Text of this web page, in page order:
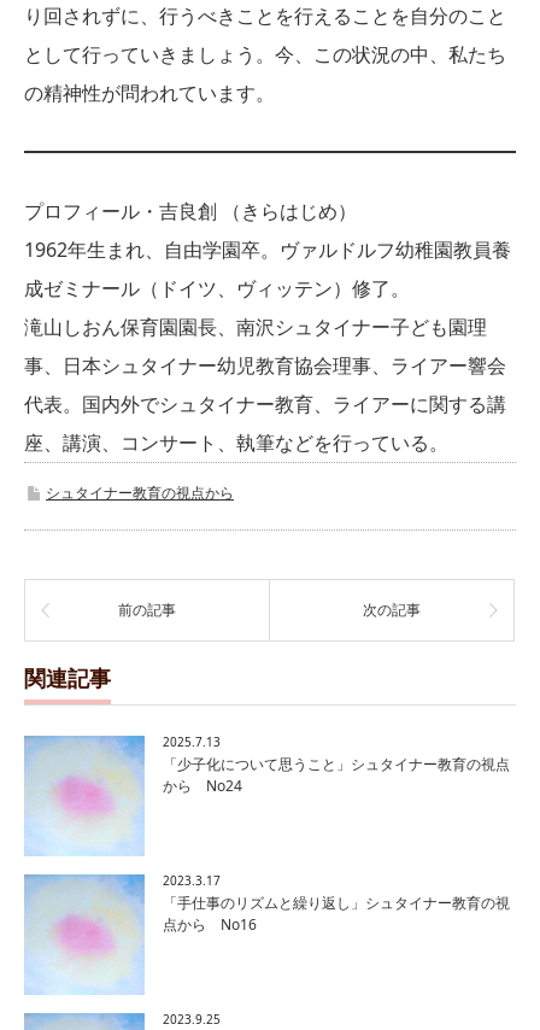
り回されずに、行うべきことを行えることを自分のこと
として行っていきましょう。今、この状況の中、私たち
の精神性が問われています。
プロフィール・吉良創 （きらはじめ）
1962年生まれ、自由学園卒。ヴァルドルフ幼稚園教員養
成ゼミナール（ドイツ、ヴィッテン）修了。
滝山しおん保育園園長、南沢シュタイナー子ども園理
事、日本シュタイナー幼児教育協会理事、ライアー響会
代表。国内外でシュタイナー教育、ライアーに関する講
座、講演、コンサート、執筆などを行っている。
シュタイナー教育の視点から
前の記事 次の記事
関連記事
2025.7.13
「少子化について思うこと」シュタイナー教育の視点
から No24
2023.3.17
「手仕事のリズムと繰り返し」シュタイナー教育の視
点から No16
2023.9.25